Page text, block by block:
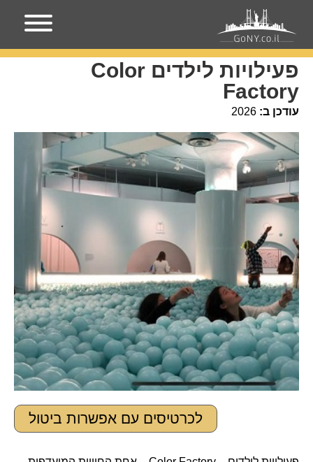
עמוד הבית מקומות בניו-יורק
פעילויות לילדים Color
Factory
עודכן ב: 2026
לכרטיסים עם אפשרות ביטול